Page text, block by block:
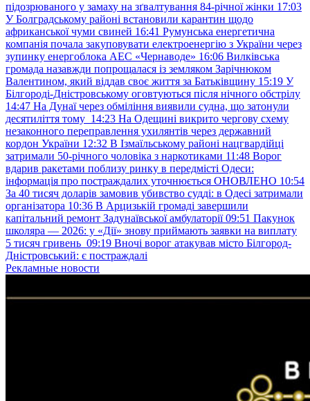
підозрюваного у замаху на зґвалтування 84-річної жінки 17:03
У Болградському районі встановили карантин щодо
африканської чуми свиней 16:41 Румунська енергетична
компанія почала закуповувати електроенергію з України через
зупинку енергоблока АЕС «Чернаводе» 16:06 Вилківська
громада назавжди попрощалася із земляком Зарічнюком
Валентином, який віддав своє життя за Батьківщину 15:19 У
Білгороді-Дністровському оговтуються після нічного обстрілу
14:47 На Дунаї через обміління виявили судна, що затонули
десятиліття тому 14:23 На Одещині викрито чергову схему
незаконного переправлення ухилянтів через державний
кордон України 12:32 В Ізмаїльському районі нацгвардійці
затримали 50-річного чоловіка з наркотиками 11:48 Ворог
вдарив ракетами поблизу ринку в передмісті Одеси:
інформація про постраждалих уточнюється ОНОВЛЕНО 10:54
За 40 тисяч доларів замовив убивство судді: в Одесі затримали
організатора 10:36 В Арцизькій громаді завершили
капітальний ремонт Задунаївської амбулаторії 09:51 Пакунок
школяра — 2026: у «Дії» знову приймають заявки на виплату
5 тисяч гривень 09:19 Вночі ворог атакував місто Білгород-
Дністровський: є постраждалі
Рекламные новости